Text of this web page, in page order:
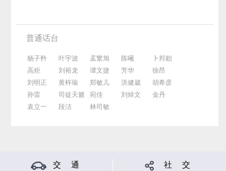
普通话台
杨子矜 叶宇波 孟繁旭 陈曦
卜邦贻
高炬
刘裕龙 谭文捷 芳华
徐昂
刘明正
黄梓瑜 郑敏儿 洪健崴
胡希彦
孙雷
司徒天籁 宛佳 刘焯文
金丹
袁立一
段洁 林司敏
交 通 社 交